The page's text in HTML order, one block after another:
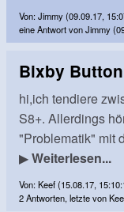
Von: Jimmy (09.09.17,
eine Antwort von Jimmy
Bixby
hi,ich tendiere
S8+. Allerdings
"Problematik" mit
▶Weiterlesen...
Von: Keef (15.08.17,
2 Antworten, letzte von